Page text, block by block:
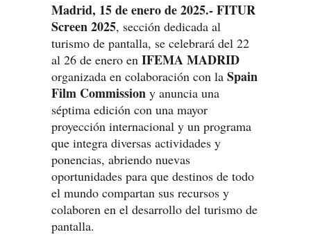
Madrid, 15 de enero de 2025.-FITUR
Screen 2025, sección dedicada al
turismo de pantalla, se celebrará del 22
al 26 de enero en IFEMA MADRID
organizada en colaboración con la Spain
Film Commission y anuncia una
séptima edición con una mayor
proyección internacional y un programa
que integra diversas actividades y
ponencias, abriendo nuevas
oportunidades para que destinos de todo
el mundo compartan sus recursos y
colaboren en el desarrollo del turismo de
pantalla.